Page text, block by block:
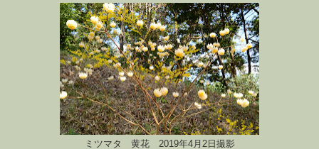
ミツマタ 黄花 2019年4月2日撮影